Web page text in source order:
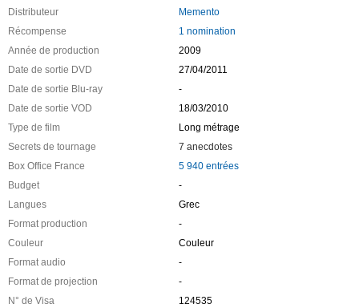
Distributeur
Memento
Récompense
1 nomination
Année de production
2009
Date de sortie DVD
27/04/2011
Date de sortie Blu-ray
-
Date de sortie VOD
18/03/2010
Type de film
Long métrage
Secrets de tournage
7 anecdotes
Box Office France
5 940 entrées
Budget
-
Langues
Grec
Format production
-
Couleur
Couleur
Format audio
-
Format de projection
-
N° de Visa
124535